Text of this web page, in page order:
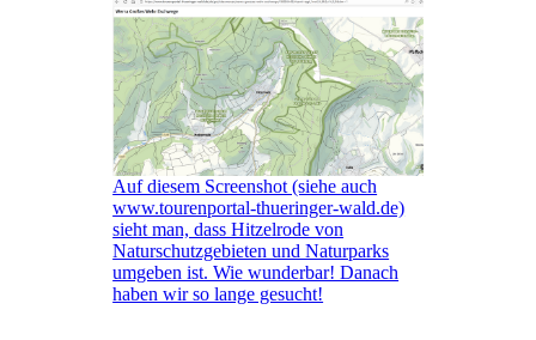
Auf diesem Screenshot (siehe auch
www.tourenportal-thueringer-wald.de)
sieht man, dass Hitzelrode von
Naturschutzgebieten und Naturparks
umgeben ist. Wie wunderbar! Danach
haben wir so lange gesucht!